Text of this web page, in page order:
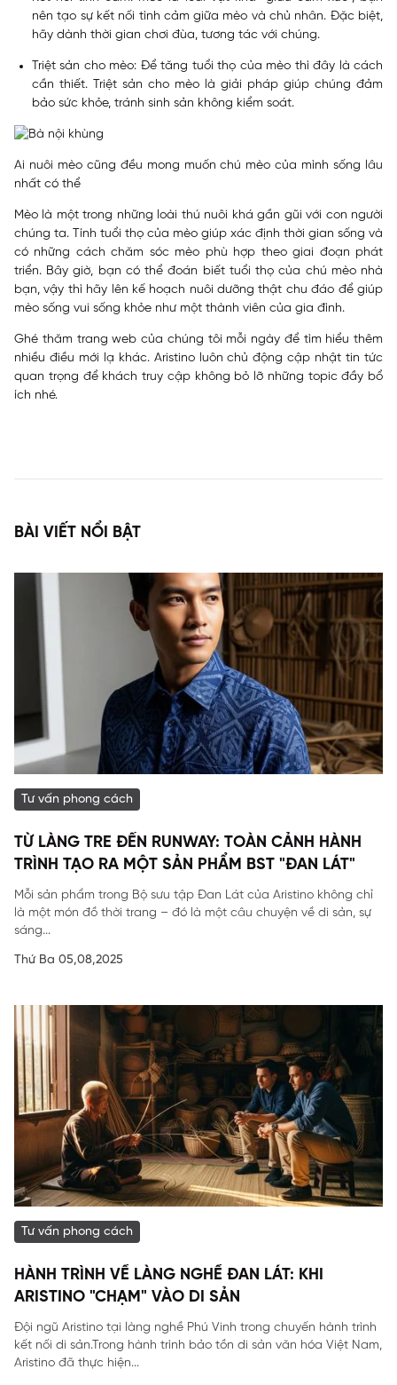
nên tạo sự kết nối tình cảm giữa mèo và chủ nhân. Đặc biệt,
hãy dành thời gian chơi đùa, tương tác với chúng.
Triệt sản cho mèo: Để tăng tuổi thọ của mèo thì đây là cách
cần thiết. Triệt sản cho mèo là giải pháp giúp chúng đảm
bảo sức khỏe, tránh sinh sản không kiểm soát.
Ai nuôi mèo cũng đều mong muốn chú mèo của mình sống lâu
nhất có thể
Mèo là một trong những loài thú nuôi khá gần gũi với con người
chúng ta. Tính tuổi thọ của mèo giúp xác định thời gian sống và
có những cách chăm sóc mèo phù hợp theo giai đoạn phát
triển. Bây giờ, bạn có thể đoán biết tuổi thọ của chú mèo nhà
bạn, vậy thì hãy lên kế hoạch nuôi dưỡng thật chu đáo để giúp
mèo sống vui sống khỏe như một thành viên của gia đình.
Ghé thăm trang web của chúng tôi mỗi ngày để tìm hiểu thêm
nhiều điều mới lạ khác. Aristino luôn chủ động cập nhật tin tức
quan trọng để khách truy cập không bỏ lỡ những topic đầy bổ
ích nhé.
BÀI VIẾT NỔI BẬT
Tư vấn phong cách
TỪ LÀNG TRE ĐẾN RUNWAY: TOÀN CẢNH HÀNH
TRÌNH TẠO RA MỘT SẢN PHẨM BST "ĐAN LÁT"
Mỗi sản phẩm trong Bộ sưu tập Đan Lát của Aristino không chỉ
là một món đồ thời trang – đó là một câu chuyện về di sản, sự
sáng...
Thứ Ba 05,08,2025
Tư vấn phong cách
HÀNH TRÌNH VỀ LÀNG NGHỀ ĐAN LÁT: KHI
ARISTINO "CHẠM" VÀO DI SẢN
Đội ngũ Aristino tại làng nghề Phú Vinh trong chuyến hành trình
kết nối di sản.Trong hành trình bảo tồn di sản văn hóa Việt Nam,
Aristino đã thực hiện...